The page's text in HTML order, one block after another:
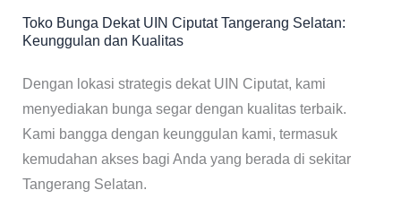
Toko Bunga Dekat UIN Ciputat Tangerang Selatan:
Keunggulan dan Kualitas
Dengan lokasi strategis dekat UIN Ciputat, kami
menyediakan bunga segar dengan kualitas terbaik.
Kami bangga dengan keunggulan kami, termasuk
kemudahan akses bagi Anda yang berada di sekitar
Tangerang Selatan.